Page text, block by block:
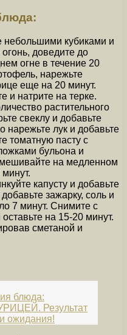
небольшими кубиками и
доведите до
огне в течение 20
нарежьте
еще на 20 минут.
и натрите на терке.
растительного
свеклу и добавьте
нарежьте лук и добавьте
томатную пасту с
бульона и
на медленном
капусту и добавьте
зажарку, соль и
7 минут. Снимите с
на 15-20 минут.
сметаной и
блюда:
Результат
ожидания!